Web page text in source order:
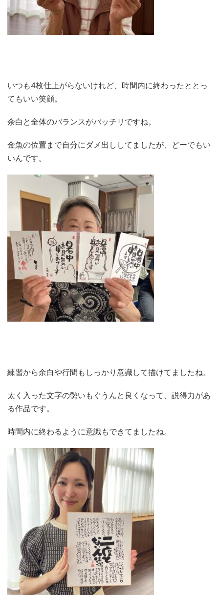
いつも4枚仕上がらないけれど、時間内に終わったととっ
てもいい笑顔。
余白と全体のバランスがバッチリですね。
金魚の位置まで自分にダメ出ししてましたが、どーでもい
いんです。
練習から余白や行間もしっかり意識して描けてましたね。
太く入った文字の勢いもぐうんと良くなって、説得力があ
る作品です。
時間内に終わるように意識もできてましたね。